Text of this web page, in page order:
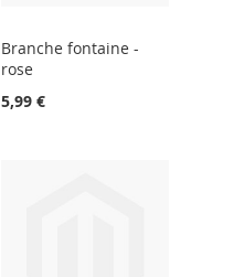
Branche fontaine -
rose
5,99 €